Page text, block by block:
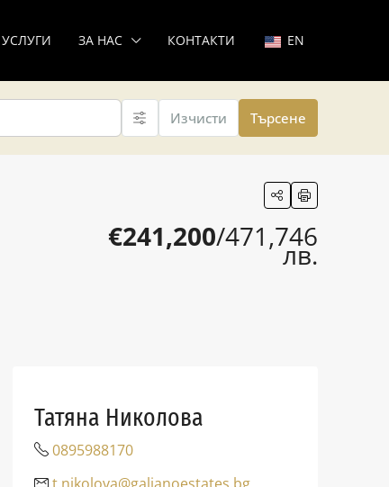
УСЛУГИ ЗА НАС КОНТАКТИ EN
Изчисти Търсене
€241,200/471,746
лв.
Татяна Николова
0895988170